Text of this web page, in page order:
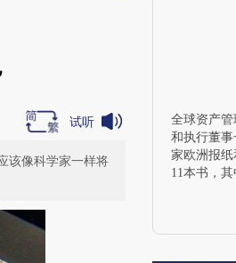
试听
该像科学家一样将
全球资产管
和执行董
家欧洲报
11本书，